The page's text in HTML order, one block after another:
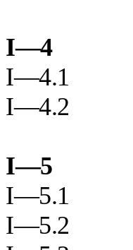
I—4
I—4.1
I—4.2
I—5
I—5.1
I—5.2